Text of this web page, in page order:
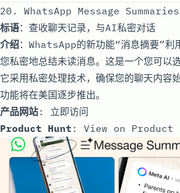
20. WhatsApp Message Summaries
标语：查收聊天记录，与AI私密对话
介绍：WhatsApp的新功能“消息摘要”
您私密地总结未读消息。这是一个您可以
它采用私密处理技术，确保您的聊天内容
功能将在美国逐步推出。
产品网站: 立即访问
Product Hunt : View on Product